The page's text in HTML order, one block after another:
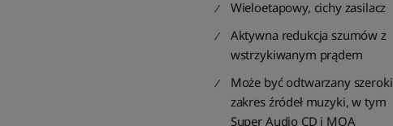
Wieloetapowy, cichy zasilacz
Aktywna redukcja szumów z
wstrzykiwanym prądem
Może być odtwarzany szeroki
zakres źródeł muzyki, w tym
Super Audio CD i MQA